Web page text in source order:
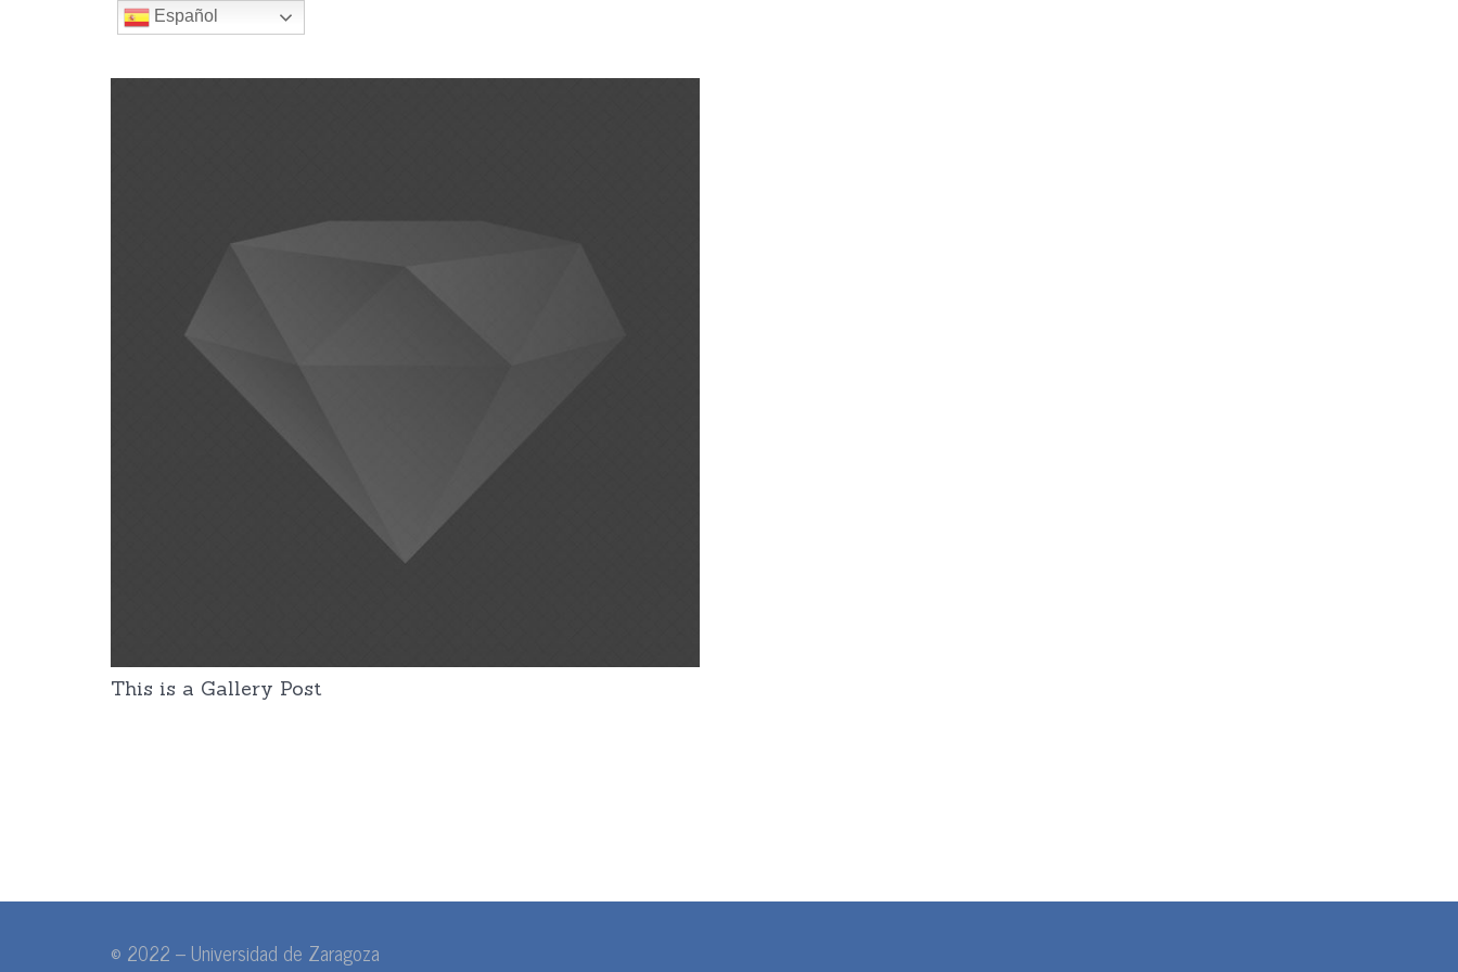
This is a Gallery Post
© 2022 – Universidad de Zaragoza
Español